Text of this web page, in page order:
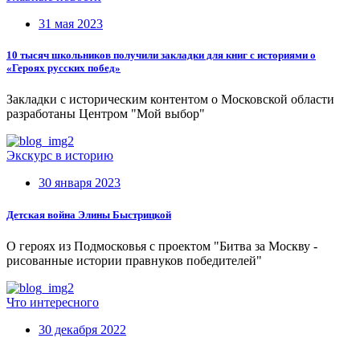
31 мая 2023
10 тысяч школьников получили закладки для книг с историями о
«Героях русских побед»
Закладки с историческим контентом о Московской области
разработаны Центром "Мой выбор"
Экскурс в историю
30 января 2023
Детская война Элины Быстрицкой
О героях из Подмосковья с проектом "Битва за Москву -
рисованные истории правнуков победителей"
Что интересного
30 декабря 2022